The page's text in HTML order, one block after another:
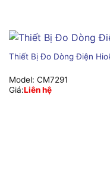
Thiết Bị Đo Dòng Điện
Model: CM7291
Giá:Liên hệ